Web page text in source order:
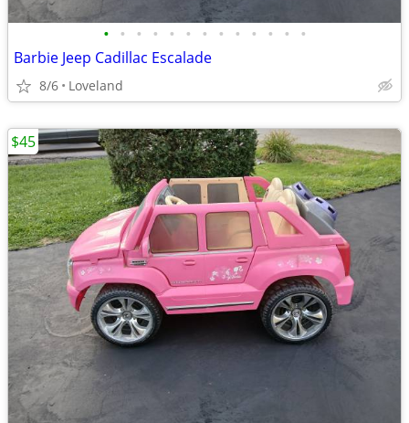
• • • • • • • • • • • • •
Barbie Jeep Cadillac Escalade
8/6 Loveland
$45